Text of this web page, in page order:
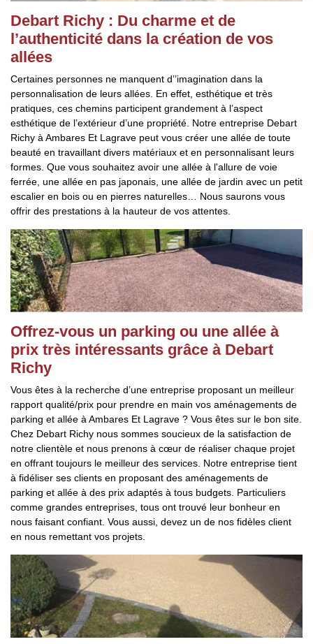
Debart Richy : Du charme et de
l’authenticité dans la création de vos
allées
Certaines personnes ne manquent d’’imagination dans la
personnalisation de leurs allées. En effet, esthétique et très
pratiques, ces chemins participent grandement à l’aspect
esthétique de l’extérieur d’une propriété. Notre entreprise Debart
Richy à Ambares Et Lagrave peut vous créer une allée de toute
beauté en travaillant divers matériaux et en personnalisant leurs
formes. Que vous souhaitez avoir une allée à l'allure de voie
ferrée, une allée en pas japonais, une allée de jardin avec un petit
escalier en bois ou en pierres naturelles… Nous saurons vous
offrir des prestations à la hauteur de vos attentes.
Offrez-vous un parking ou une allée à
prix très intéressants grâce à Debart
Richy
Vous êtes à la recherche d’une entreprise proposant un meilleur
rapport qualité/prix pour prendre en main vos aménagements de
parking et allée à Ambares Et Lagrave ? Vous êtes sur le bon site.
Chez Debart Richy nous sommes soucieux de la satisfaction de
notre clientèle et nous prenons à cœur de réaliser chaque projet
en offrant toujours le meilleur des services. Notre entreprise tient
à fidéliser ses clients en proposant des aménagements de
parking et allée à des prix adaptés à tous budgets. Particuliers
comme grandes entreprises, tous ont trouvé leur bonheur en
nous faisant confiant. Vous aussi, devez un de nos fidèles client
en nous remettant vos projets.